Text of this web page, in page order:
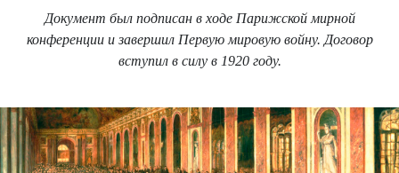
Документ был подписан в ходе Парижской мирной
конференции и завершил Первую мировую войну. Договор
вступил в силу в 1920 году.